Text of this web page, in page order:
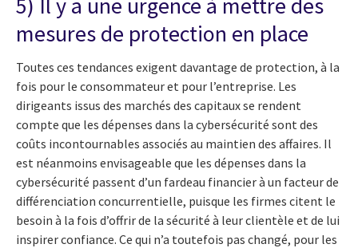
mesures de protection en place
Toutes ces tendances exigent davantage de protection, à la
fois pour le consommateur et pour l’entreprise. Les
dirigeants issus des marchés des capitaux se rendent
compte que les dépenses dans la cybersécurité sont des
coûts incontournables associés au maintien des affaires. Il
est néanmoins envisageable que les dépenses dans la
cybersécurité passent d’un fardeau financier à un facteur de
différenciation concurrentielle, puisque les firmes citent le
besoin à la fois d’offrir de la sécurité à leur clientèle et de lui
inspirer confiance. Ce qui n’a toutefois pas changé, pour les